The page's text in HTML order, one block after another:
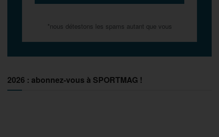
*nous détestons les spams autant que vous
2026 : abonnez-vous à SPORTMAG !